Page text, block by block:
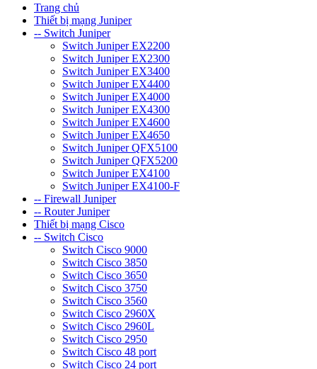
Trang chủ
Thiết bị mạng Juniper
-- Switch Juniper
Switch Juniper EX2200
Switch Juniper EX2300
Switch Juniper EX3400
Switch Juniper EX4400
Switch Juniper EX4000
Switch Juniper EX4300
Switch Juniper EX4600
Switch Juniper EX4650
Switch Juniper QFX5100
Switch Juniper QFX5200
Switch Juniper EX4100
Switch Juniper EX4100-F
-- Firewall Juniper
-- Router Juniper
Thiết bị mạng Cisco
-- Switch Cisco
Switch Cisco 9000
Switch Cisco 3850
Switch Cisco 3650
Switch Cisco 3750
Switch Cisco 3560
Switch Cisco 2960X
Switch Cisco 2960L
Switch Cisco 2950
Switch Cisco 48 port
Switch Cisco 24 port